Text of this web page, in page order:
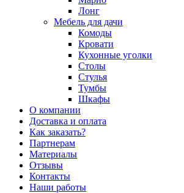
Лонг
Мебель для дачи
Комоды
Кровати
Кухонные уголки
Столы
Стулья
Тумбы
Шкафы
О компании
Доставка и оплата
Как заказать?
Партнерам
Материалы
Отзывы
Контакты
Наши работы